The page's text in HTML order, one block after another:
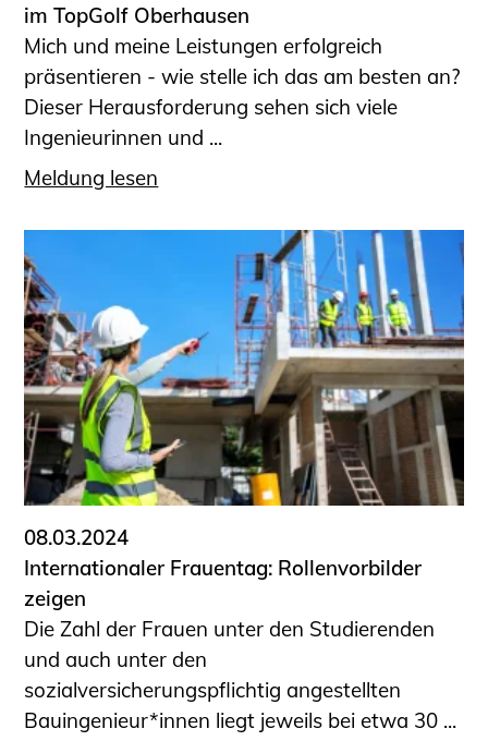
im TopGolf Oberhausen
Mich und meine Leistungen erfolgreich
präsentieren - wie stelle ich das am besten an?
Dieser Herausforderung sehen sich viele
Ingenieurinnen und ...
Meldung lesen
08.03.2024
Internationaler Frauentag: Rollenvorbilder
zeigen
Die Zahl der Frauen unter den Studierenden
und auch unter den
sozialversicherungspflichtig angestellten
Bauingenieur*innen liegt jeweils bei etwa 30 ...